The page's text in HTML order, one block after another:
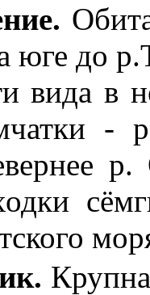
юге до
вида в
-
р.